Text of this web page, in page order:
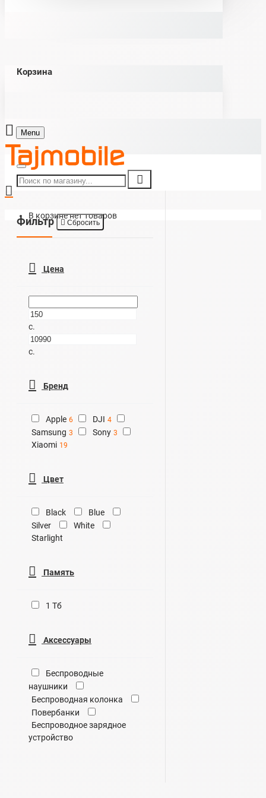
Корзина
Menu
В корзине нет товаров
Фильтр Сбросить
Цена
c.
c.
Бренд
Apple 6 DJI 4
Samsung 3 Sony 3
Xiaomi 19
Цвет
Black
Blue
Silver
White
Starlight
Память
1 Тб
Аксессуары
Беспроводные
наушники
Беспроводная колонка
Повербанки
Беспроводное зарядное
устройство